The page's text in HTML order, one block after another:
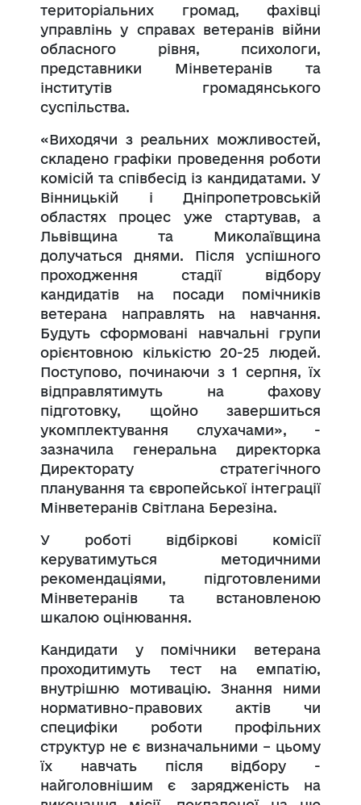
територіальних громад, фахівці
управлінь у справах ветеранів війни
обласного рівня, психологи,
представники Мінветеранів та
інститутів громадянського
суспільства.
«Виходячи з реальних можливостей,
складено графіки проведення роботи
комісій та співбесід із кандидатами. У
Вінницькій і Дніпропетровській
областях процес уже стартував, а
Львівщина та Миколаївщина
долучаться днями. Після успішного
проходження стадії відбору
кандидатів на посади помічників
ветерана направлять на навчання.
Будуть сформовані навчальні групи
орієнтовною кількістю 20-25 людей.
Поступово, починаючи з 1 серпня, їх
відправлятимуть на фахову
підготовку, щойно завершиться
укомплектування слухачами», -
зазначила генеральна директорка
Директорату стратегічного
планування та європейської інтеграції
Мінветеранів Світлана Березіна.
У роботі відбіркові комісії
керуватимуться методичними
рекомендаціями, підготовленими
Мінветеранів та встановленою
шкалою оцінювання.
Кандидати у помічники ветерана
проходитимуть тест на емпатію,
внутрішню мотивацію. Знання ними
нормативно-правових актів чи
специфіки роботи профільних
структур не є визначальними – цьому
їх навчать після відбору -
найголовнішим є зарядженість на